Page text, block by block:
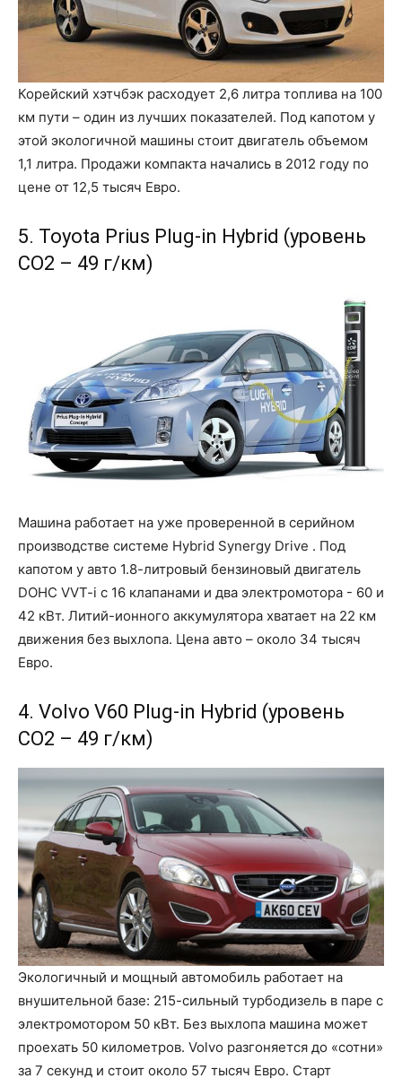
Корейский хэтчбэк расходует 2,6 литра топлива на 100
км пути – один из лучших показателей. Под капотом у
этой экологичной машины стоит двигатель объемом
1,1 литра. Продажи компакта начались в 2012 году по
цене от 12,5 тысяч Евро.
5. Toyota Prius Plug-in Hybrid (уровень
CO2 – 49 г/км)
Машина работает на уже проверенной в серийном
производстве системе Hybrid Synergy Drive . Под
капотом у авто 1.8-литровый бензиновый двигатель
DOHC VVT-i с 16 клапанами и два электромотора - 60 и
42 кВт. Литий-ионного аккумулятора хватает на 22 км
движения без выхлопа. Цена авто – около 34 тысяч
Евро.
4. Volvo V60 Plug-in Hybrid (уровень
CO2 – 49 г/км)
Экологичный и мощный автомобиль работает на
внушительной базе: 215-сильный турбодизель в паре с
электромотором 50 кВт. Без выхлопа машина может
проехать 50 километров. Volvo разгоняется до «сотни»
за 7 секунд и стоит около 57 тысяч Евро. Старт